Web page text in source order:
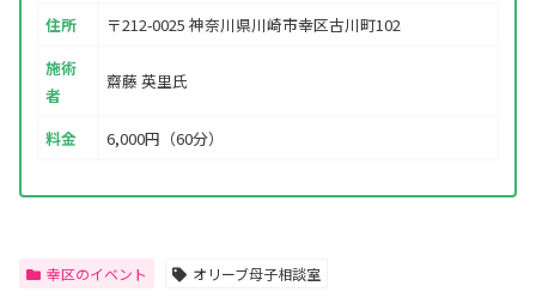
住所
〒212-0025 神奈川県川崎市幸区古川町102
施術
者
齋藤 英里氏
料金 6,000円（60分）
幸区のイベント オリーブ母子相談室